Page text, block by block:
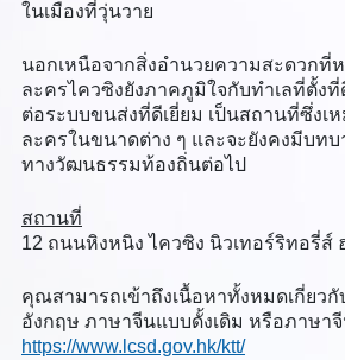
ในเมืองที่วุ่นวาย
นอกเหนือจากสิ่งอำนวยความสะดวกที่
ละครไควซิงยังภาคภูมิใจกับทำเลที่ตั้งที่
ต่อระบบขนส่งที่ดีเยี่ยม เป็นสถานที่ซึ่งเ
ละครในขนาดต่าง ๆ และจะยังคงมีบท
ทางวัฒนธรรมท้องถิ่นต่อไป
สถานที่
12 ถนนหิงหนิง ไควซิง นิวเทอร์ริทอรี่ส์
คุณสามารถเข้าถึงเนื้อหาทั้งหมดเกี่ยว
อังกฤษ ภาษาจีนแบบดั้งเดิม หรือภาษา
https://www.lcsd.gov.hk/ktt/